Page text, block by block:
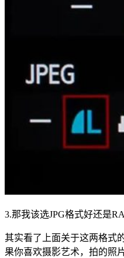
3.那我该选JPG格式好还是
其实看了上面关于这两格式
果你喜欢摄影艺术，拍的照